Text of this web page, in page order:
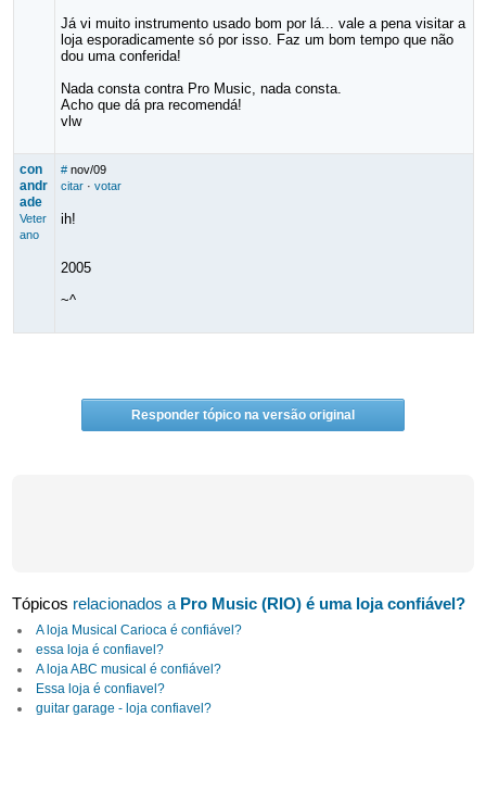
Já vi muito instrumento usado bom por lá... vale a pena visitar a
loja esporadicamente só por isso. Faz um bom tempo que não
dou uma conferida!
Nada consta contra Pro Music, nada consta.
Acho que dá pra recomendá!
vlw
con
andr
ade
Veter
ano
# nov/09
citar· votar
ih!
2005
~^
Responder tópico na versão original
Tópicos relacionados a Pro Music (RIO) é uma loja confiável?
A loja Musical Carioca é confiável?
essa loja é confiavel?
A loja ABC musical é confiável?
Essa loja é confiavel?
guitar garage - loja confiavel?